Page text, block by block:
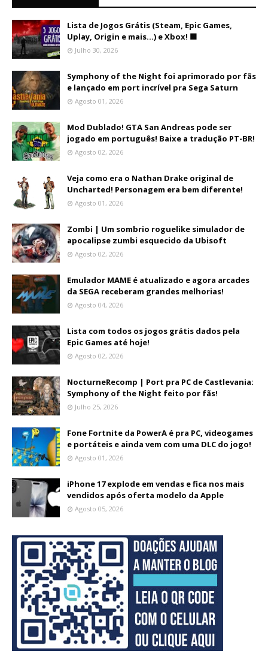
Lista de Jogos Grátis (Steam, Epic Games,
Uplay, Origin e mais...) e Xbox! 🟩
Julho 30, 2026
Symphony of the Night foi aprimorado por fãs
e lançado em port incrível pra Sega Saturn
Agosto 01, 2026
Mod Dublado! GTA San Andreas pode ser
jogado em português! Baixe a tradução PT-BR!
Agosto 02, 2026
Veja como era o Nathan Drake original de
Uncharted! Personagem era bem diferente!
Agosto 01, 2026
Zombi | Um sombrio roguelike simulador de
apocalipse zumbi esquecido da Ubisoft
Agosto 02, 2026
Emulador MAME é atualizado e agora arcades
da SEGA receberam grandes melhorias!
Agosto 04, 2026
Lista com todos os jogos grátis dados pela
Epic Games até hoje!
Agosto 02, 2026
NocturneRecomp | Port pra PC de Castlevania:
Symphony of the Night feito por fãs!
Julho 25, 2026
Fone Fortnite da PowerA é pra PC, videogames
e portáteis e ainda vem com uma DLC do jogo!
Agosto 01, 2026
iPhone 17 explode em vendas e fica nos mais
vendidos após oferta modelo da Apple
Agosto 05, 2026